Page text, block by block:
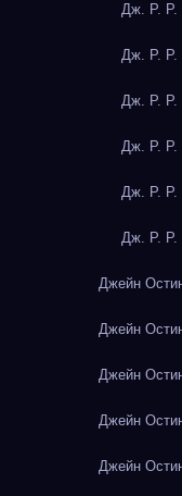
Дж. Р. Р.
Дж. Р. Р.
Дж. Р. Р.
Дж. Р. Р.
Дж. Р. Р.
Дж. Р. Р.
Джейн
Джейн
Джейн
Джейн
Джейн